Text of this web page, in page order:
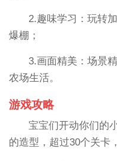
2.趣味学习：玩转
爆棚；
3.画面精美：场景
农场生活。
游戏攻略
宝宝们开动你们的
的造型，超过30个关卡